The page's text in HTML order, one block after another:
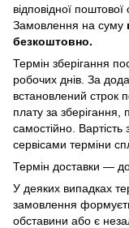
відповідної поштової
Замовлення на суму
безкоштовно.
Термін зберігання
робочих днів. За
встановлений строк
плату за
самостійно.
сервісами терміни
Термін доставки — до
У деяких випадках
замовлення
обставини або є